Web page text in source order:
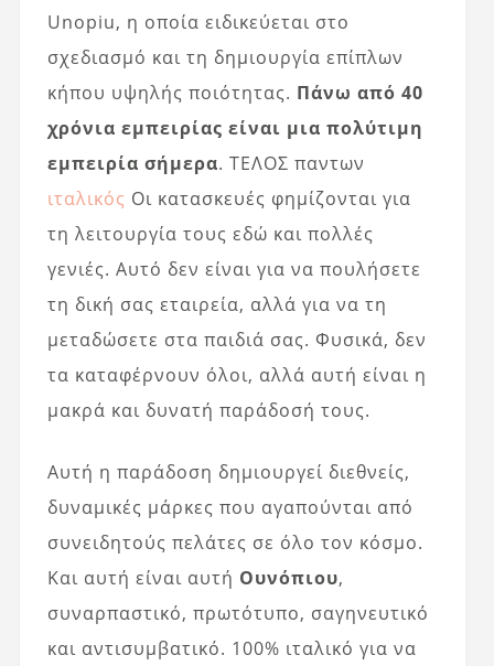
Unopiu, η οποία ειδικεύεται στο
σχεδιασμό και τη δημιουργία επίπλων
κήπου υψηλής ποιότητας. Πάνω από 40
χρόνια εμπειρίας είναι μια πολύτιμη
εμπειρία σήμερα. ΤΕΛΟΣ παντων
ιταλικός Οι κατασκευές φημίζονται για
τη λειτουργία τους εδώ και πολλές
γενιές. Αυτό δεν είναι για να πουλήσετε
τη δική σας εταιρεία, αλλά για να τη
μεταδώσετε στα παιδιά σας. Φυσικά, δεν
τα καταφέρνουν όλοι, αλλά αυτή είναι η
μακρά και δυνατή παράδοσή τους.
Αυτή η παράδοση δημιουργεί διεθνείς,
δυναμικές μάρκες που αγαπούνται από
συνειδητούς πελάτες σε όλο τον κόσμο.
Και αυτή είναι αυτή Ουνόπιου,
συναρπαστικό, πρωτότυπο, σαγηνευτικό
και αντισυμβατικό. 100% ιταλικό για να